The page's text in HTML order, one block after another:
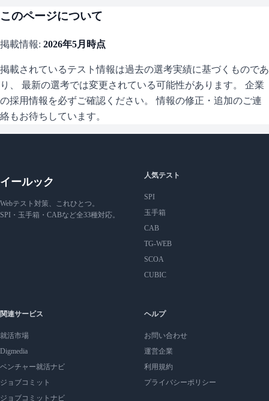
このページについて
掲載情報: 2026年5月 時点
掲載されているテスト情報は過去の選考実績に基づくものであ
り、 最新の選考では変更されている可能性があります。 企業
の採用情報を必ずご確認ください。 情報の修正・追加のご連
絡もお待ちしています。
イールック
Webテスト対策、これひとつ。
SPI・玉手箱・CABなど全33種対応。
人気テスト
SPI
玉手箱
CAB
TG-WEB
SCOA
CUBIC
関連サービス
就活市場
Digmedia
ベンチャー就活ナビ
ジョブコミット
ジョブコミットナビ
ヘルプ
お問い合わせ
運営企業
利用規約
プライバシーポリシー